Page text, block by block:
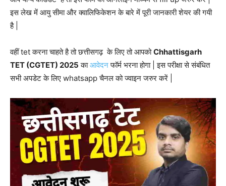
इस लेख में आयु सीमा और क्वालिफिकेशन के बारे में पूरी जानकारी शेयर की गयी
है |
वहीं tet करना चाहते है तो छत्तीसगढ़ के लिए तो आपकोChhattisgarh
TET (CGTET) 2025 काआवेदनफॉर्म भरना होगा | इस परीक्षा से संबंधित
सभी अपडेट के लिए whatsapp चैनल को ज्वाइन जरुर करें |